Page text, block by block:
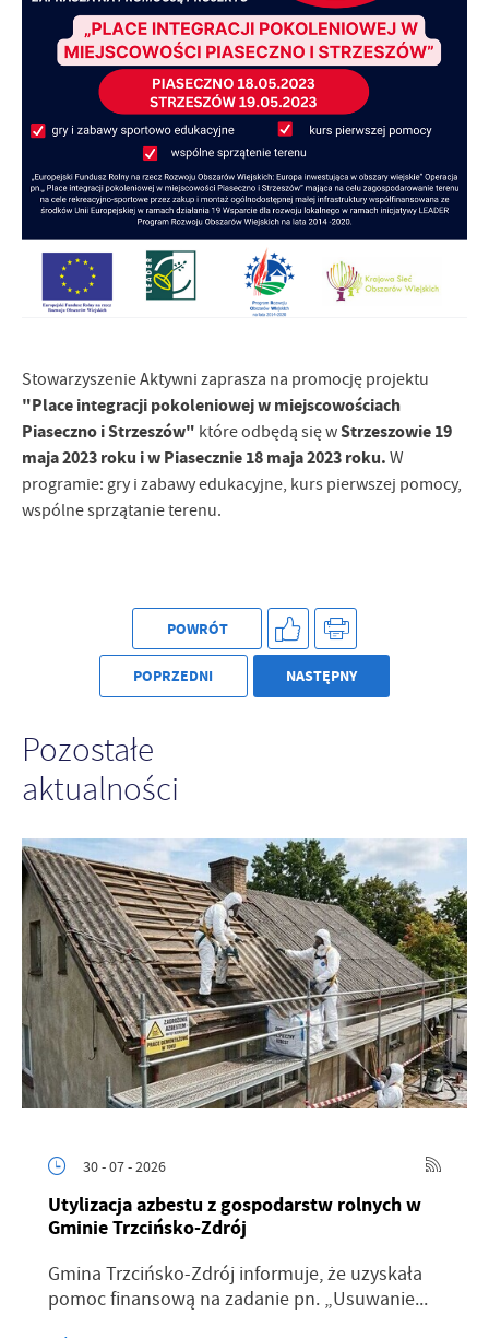
Stowarzyszenie Aktywni zaprasza na promocję projektu
"Place integracji pokoleniowej w miejscowościach
Piaseczno i Strzeszów" które odbędą się wStrzeszowie 19
maja 2023 roku i w Piasecznie 18 maja 2023 roku. W
programie: gry i zabawy edukacyjne, kurs pierwszej pomocy,
wspólne sprzątanie terenu.
POWRÓT
POPRZEDNI NASTĘPNY
Pozostałe
aktualności
30 - 07 - 2026
Utylizacja azbestu z gospodarstw rolnych w
Gminie Trzcińsko-Zdrój
Gmina Trzcińsko-Zdrój informuje, że uzyskała
pomoc finansową na zadanie pn. „Usuwanie...
Firmy te działają w charakterze pośredników prezentujących nasze
treści w postaci wiadomości, ofert, komunikatów mediów
społecznościowych.